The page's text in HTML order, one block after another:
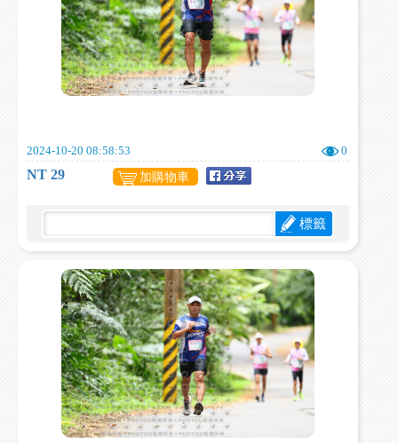
2024-10-20 08:58:53 0
NT 29 加購物車
標籤